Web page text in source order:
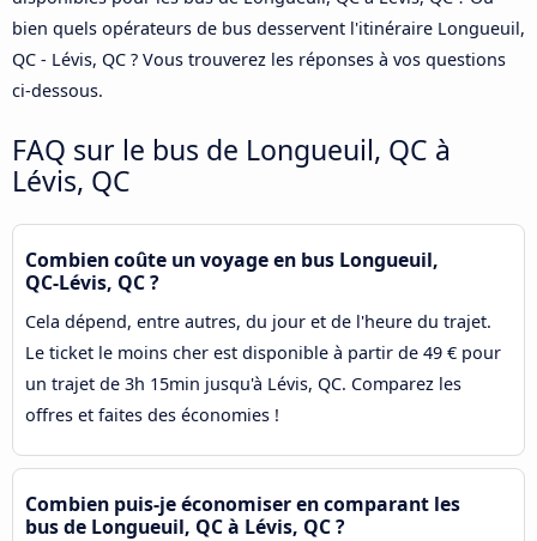
bien quels opérateurs de bus desservent l'itinéraire Longueuil,
QC - Lévis, QC ? Vous trouverez les réponses à vos questions
ci-dessous.
FAQ sur le bus de Longueuil, QC à
Lévis, QC
Combien coûte un voyage en bus Longueuil,
QC-Lévis, QC ?
Cela dépend, entre autres, du jour et de l'heure du trajet.
Le ticket le moins cher est disponible à partir de 49 € pour
un trajet de 3h 15min jusqu'à Lévis, QC. Comparez les
offres et faites des économies !
Combien puis-je économiser en comparant les
bus de Longueuil, QC à Lévis, QC ?